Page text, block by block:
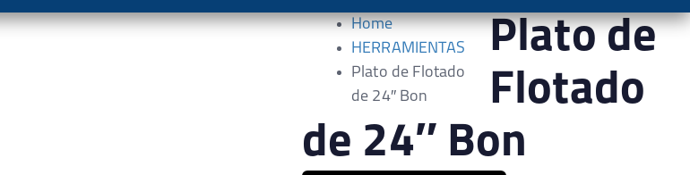
Home
HERRAMIENTAS
Plato de Flotado
de 24″ Bon
Plato de
Flotado
de 24″ Bon